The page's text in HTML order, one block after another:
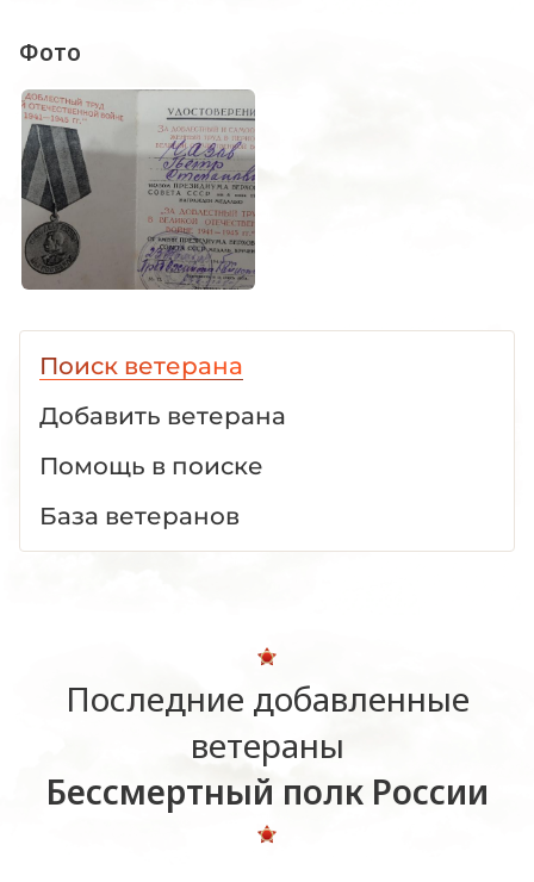
Фото
Поиск ветерана
Добавить ветерана
Помощь в поиске
База ветеранов
Последние добавленные
ветераны
Бессмертный полк России